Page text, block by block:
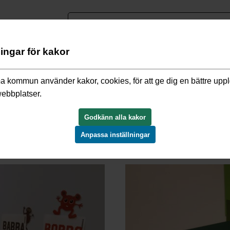
omsorg/Förskolor och familjedaghem/Förskolor i
för kakor
kommun använder kakor, cookies, för att ge dig en bättre
Godkänn alla kakor
Anpassa inställningar